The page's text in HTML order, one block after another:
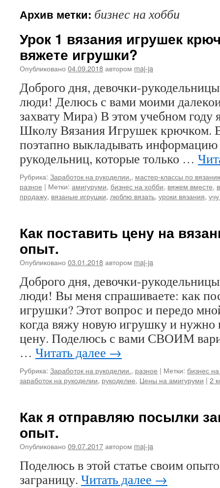
Архив метки: бизнес на хобби
Урок 1 вязания игрушек
вяжете игрушки?
Опубликовано 04.09.2018автором maj-ja
Доброго дня, девочки-
люди! Делюсь с вами моими
захвату Мира) В этом учебном году
Школу Вязания Игрушек крючком.
поэтапно выкладывать
рукодельниц, которые только …
Рубрика: Заработок на рукоделии., мастер-классы по
разное | Метки: амигуруми, бизнес на хобби, вяжем вместе,
продажу, вязаные игрушки, люблю вязать, уроки вязания,
Как поставить цену на
опыт.
Опубликовано 03.01.2018автором maj-ja
Доброго дня, девочки-
люди! Вы меня спрашиваете: как
игрушки? Этот вопрос и передо
когда вяжу новую игрушку и нужно
цену. Поделюсь с вами СВОИМ
… Читать далее →
Рубрика: Заработок на рукоделии., разное | Метки: бизнес
заработок на рукоделии, рукоделие, Цены на амигуруми | 2
Как я отправляю посылки
опыт.
Опубликовано 09.07.2017автором maj-ja
Поделюсь в этой статье своим
заграницу. Читать далее →